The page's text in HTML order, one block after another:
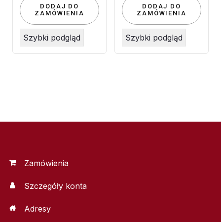
DODAJ DO
ZAMÓWIENIA
Szybki podgląd
DODAJ DO
ZAMÓWIENIA
Szybki podgląd
Zamówienia
Szczegóły konta
Adresy